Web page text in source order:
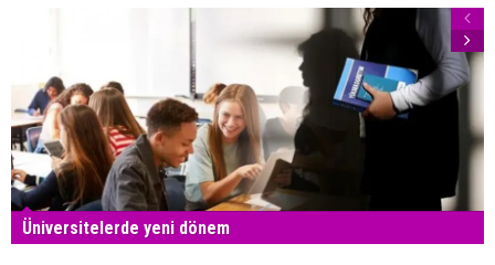
Üniversitelerde yeni dönem